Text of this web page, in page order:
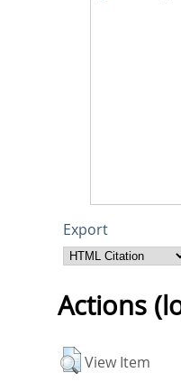
Export
Actions
View Item